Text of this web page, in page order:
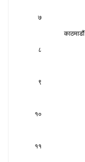
काठमाडौं
७
८
९
१०
११